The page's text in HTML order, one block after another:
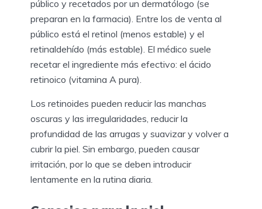
público y recetados por un dermatólogo (se
preparan en la farmacia). Entre los de venta al
público está el retinol (menos estable) y el
retinaldehído (más estable). El médico suele
recetar el ingrediente más efectivo: el ácido
retinoico (vitamina A pura).
Los retinoides pueden reducir las manchas
oscuras y las irregularidades, reducir la
profundidad de las arrugas y suavizar y volver a
cubrir la piel. Sin embargo, pueden causar
irritación, por lo que se deben introducir
lentamente en la rutina diaria.